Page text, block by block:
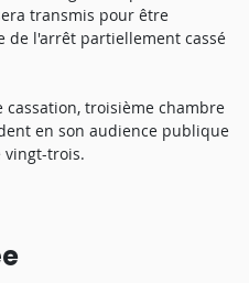
transmis pour être
de l'arrêt partiellement cassé
troisième chambre
en son audience publique
vingt-trois.